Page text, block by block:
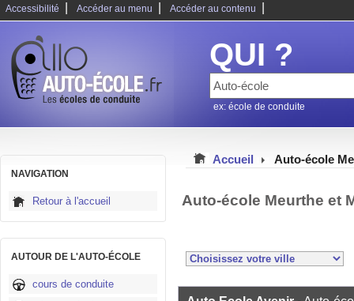
Accessibilité Accéder au menu Accéder au contenu
QUI ?
ex: école de conduite
NAVIGATION
Retour à l'accueil
AUTOUR DE L'AUTO-ÉCOLE
cours de conduite
Accueil Auto-école
Auto-école Meurthe et